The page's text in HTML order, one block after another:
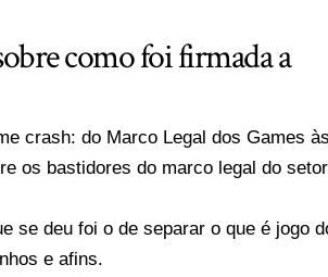
como foi firmada a
crash: do Marco Legal dos Games
os bastidores do marco legal do
se deu foi o de separar o que é jogo
e afins.